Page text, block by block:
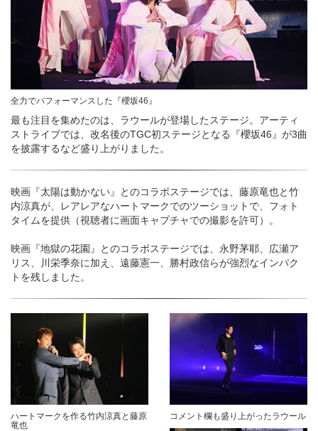
全力でパフォーマンスした『櫻坂46』
最も注目を集めたのは、ラウールが登場したステージ。アーティ
ストライブでは、改名後のTGC初ステージとなる『櫻坂46』が3曲
を披露するなど盛り上がりました。
映画『太陽は動かない』とのコラボステージでは、藤原竜也と竹
内涼真が、レアレアなハートマークでのツーショットで、フォト
タイムを提供（視聴者に画面キャプチャでの撮影を許可）。
映画『地獄の花園』とのコラボステージでは、永野茅耶、広瀬ア
リス、川栄季奈に加え、遠藤憲一、勝村政信らが強烈なインパク
トを残しました。
ハートマークを作る竹内涼真と藤原
竜也
コメント欄も盛り上がったラウール